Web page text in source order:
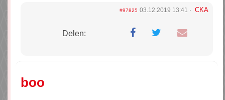
#97825 03.12.2019 13:41 CKA
Delen:
boo